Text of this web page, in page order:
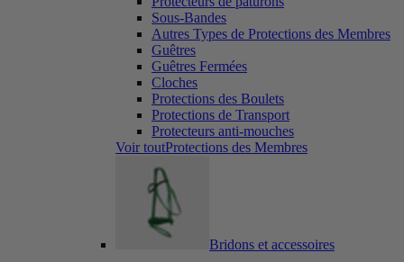
Sous-Bandes
Autres Types de Protections des Membres
Guêtres
Guêtres Fermées
Cloches
Protections des Boulets
Protections de Transport
Protecteurs anti-mouches
Voir toutProtections des Membres
Bridons et accessoires